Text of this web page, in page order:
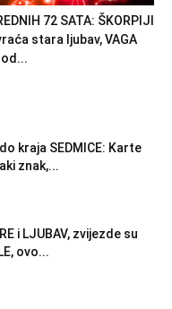
72 SATA: ŠKORPIJI
stara ljubav, VAGA
kraja SEDMICE: Karte
znak,...
i LJUBAV, zvijezde su
ovo...